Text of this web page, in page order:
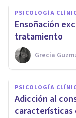
PSICOLOGÍA
Ensoñación
tratamiento
Grecia
PSICOLOGÍA
Adicción al
características